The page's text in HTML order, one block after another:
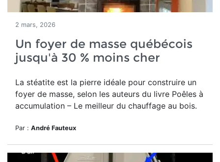
2 mars, 2026
Un foyer de masse québécois
jusqu'à 30 % moins cher
La stéatite est la pierre idéale pour construire un
foyer de masse, selon les auteurs du livre Poêles à
accumulation – Le meilleur du chauffage au bois.
Par : André Fauteux